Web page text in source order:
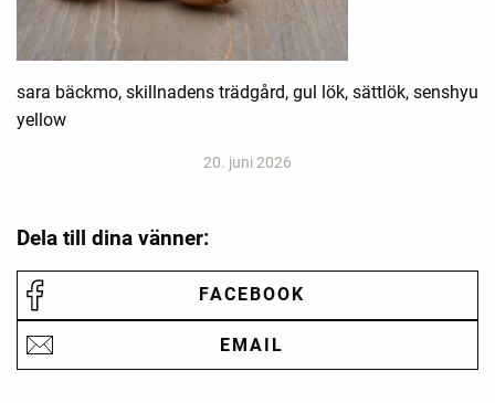
sara bäckmo, skillnadens trädgård, gul lök, sättlök, senshyu
yellow
20. juni 2026
Dela till dina vänner:
FACEBOOK
EMAIL